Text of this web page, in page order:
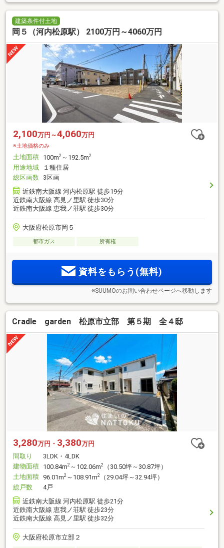
建築条件付土地
岡５（河内松原駅） 2100万円～4060万円
2,100万円～4,060万円
※土地価格のみ
土地面積 100m2 ～192.5m2
用途地域
１種住居
総区画数 3区画
近鉄南大阪線 河内松原駅 徒歩19分
近鉄南大阪線 高見ノ里駅 徒歩30分
近鉄南大阪線 恵我ノ荘駅 徒歩30分
大阪府松原市岡５
都市ガス 所有権
資料をもらう(無料)
※SUUMOのお問い合わせページへ移動します
Cradle garden 松原市立部 第５期 全４邸
3,280万円・ 3,380万円
間取り
3LDK・4LDK
建物面積 100.84m2 ～102.06m2
（30.50坪～30.87坪）
土地面積 96.01m2 ～108.91m2
（29.04坪～32.94坪）
総戸数
4戸
近鉄南大阪線 河内松原駅 徒歩21分
近鉄南大阪線 恵我ノ荘駅 徒歩23分
近鉄南大阪線 高見ノ里駅 徒歩32分
大阪府松原市立部２